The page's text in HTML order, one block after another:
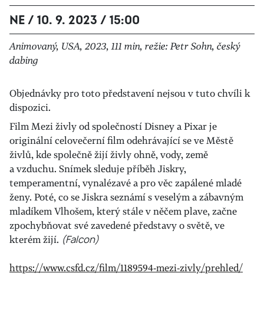
NE / 10. 9. 2023 / 15:00
Animovaný, USA, 2023, 111 min, režie: Petr Sohn, český
dabing
Objednávky pro toto představení nejsou v tuto chvíli k
dispozici.
Film Mezi živly od společností Disney a Pixar je
originální celovečerní film odehrávající se ve Městě
živlů, kde společně žijí živly ohně, vody, země
a vzduchu. Snímek sleduje příběh Jiskry,
temperamentní, vynalézavé a pro věc zapálené mladé
ženy. Poté, co se Jiskra seznámí s veselým a zábavným
mladíkem Vlhošem, který stále v něčem plave, začne
zpochybňovat své zavedené představy o světě, ve
kterém žijí. (Falcon)
https://www.csfd.cz/film/1189594-mezi-zivly/prehled/